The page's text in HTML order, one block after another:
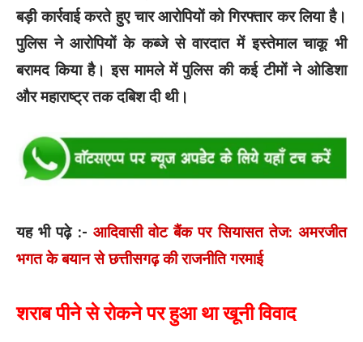
बड़ी कार्रवाई करते हुए चार आरोपियों को गिरफ्तार कर लिया है।
पुलिस ने आरोपियों के कब्जे से वारदात में इस्तेमाल चाकू भी
बरामद किया है। इस मामले में पुलिस की कई टीमों ने ओडिशा
और महाराष्ट्र तक दबिश दी थी।
यह भी पढ़े :- आदिवासी वोट बैंक पर सियासत तेज: अमरजीत
भगत के बयान से छत्तीसगढ़ की राजनीति गरमाई
शराब पीने से रोकने पर हुआ था खूनी विवाद